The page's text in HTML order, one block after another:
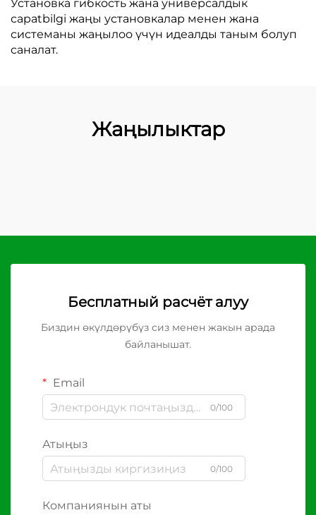
Установка гибкость жана универсалдык
сapatbilgi жаңы установкалар менен жана
системаны жаңылоо үчүн идеалды таным болуп
саналат.
Жаңылыктар
Бесплатный расчёт алуу
Биздин өкүлдөрүбүз сиз менен жакын арада
байланышат.
Email
0/100
Атыңыз
0/100
Компаниянын аты